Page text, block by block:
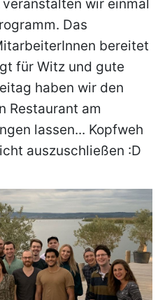
wir einmal
Das
bereitet
für Witz und gute
haben wir den
Restaurant am
lassen... Kopfweh
auszuschließen :D